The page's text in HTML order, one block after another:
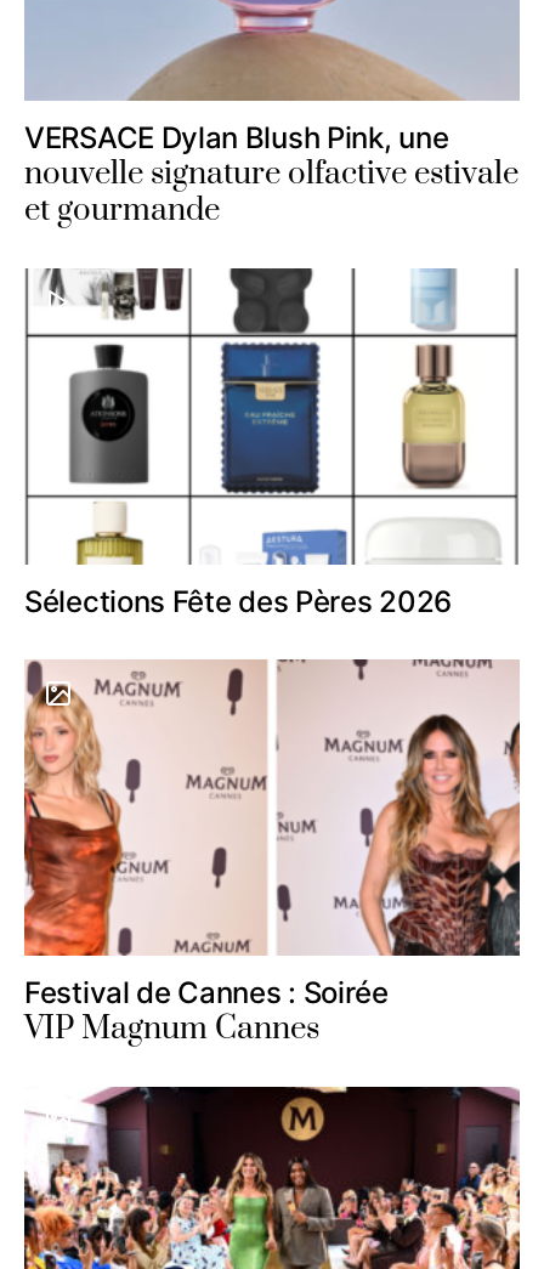
VERSACE Dylan Blush Pink, une
nouvelle signature olfactive estivale
et gourmande
Sélections Fête des Pères 2026
Festival de Cannes : Soirée
VIP Magnum Cannes